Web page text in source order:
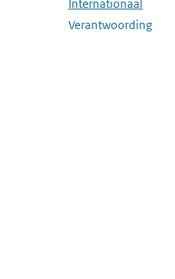
Internationaal
Verantwoording